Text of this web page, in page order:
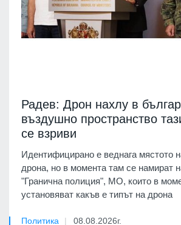
Радев: Дрон нахлу в
въздушно пространство
се взриви
Идентифицирано е веднага мястото
дрона, но в момента там се намират
"Гранична полиция", МО, които в
установяват какъв е типът на дрона
Политика 08.08.2026г.